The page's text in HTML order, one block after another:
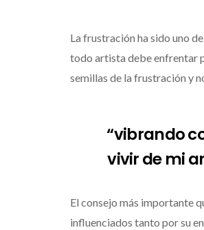
La frustración ha sido uno
todo artista debe enfrentar
semillas de la frustración y
“vibrando
vivir de mi
El consejo más importante
influenciados tanto por su